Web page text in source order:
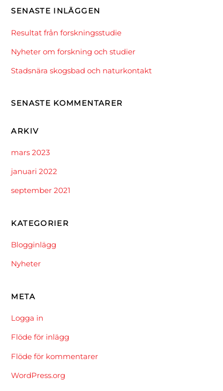
SENASTE INLÄGGEN
Resultat från forskningsstudie
Nyheter om forskning och studier
Stadsnära skogsbad och naturkontakt
SENASTE KOMMENTARER
ARKIV
mars 2023
januari 2022
september 2021
KATEGORIER
Blogginlägg
Nyheter
META
Logga in
Flöde för inlägg
Flöde för kommentarer
WordPress.org